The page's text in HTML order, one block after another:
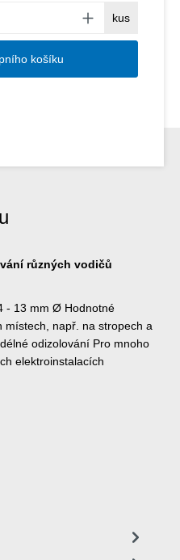
kus
košíku
různých vodičů
- 13 mm Ø Hodnotné
např. na stropech a
odizolování Pro mnoho
elektroinstalacích